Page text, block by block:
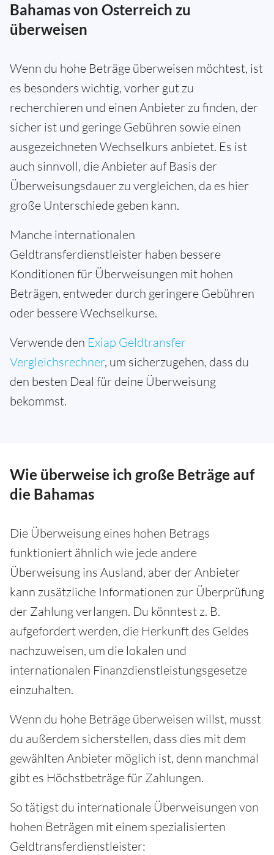
Bahamas von Osterreich zu
überweisen
Wenn du hohe Beträge überweisen möchtest, ist
es besonders wichtig, vorher gut zu
recherchieren und einen Anbieter zu finden, der
sicher ist und geringe Gebühren sowie einen
ausgezeichneten Wechselkurs anbietet. Es ist
auch sinnvoll, die Anbieter auf Basis der
Überweisungsdauer zu vergleichen, da es hier
große Unterschiede geben kann.
Manche internationalen
Geldtransferdienstleister haben bessere
Konditionen für Überweisungen mit hohen
Beträgen, entweder durch geringere Gebühren
oder bessere Wechselkurse.
Verwende den Exiap Geldtransfer
Vergleichsrechner, um sicherzugehen, dass du
den besten Deal für deine Überweisung
bekommst.
Wie überweise ich große Beträge auf
die Bahamas
Die Überweisung eines hohen Betrags
funktioniert ähnlich wie jede andere
Überweisung ins Ausland, aber der Anbieter
kann zusätzliche Informationen zur Überprüfung
der Zahlung verlangen. Du könntest z. B.
aufgefordert werden, die Herkunft des Geldes
nachzuweisen, um die lokalen und
internationalen Finanzdienstleistungsgesetze
einzuhalten.
Wenn du hohe Beträge überweisen willst, musst
du außerdem sicherstellen, dass dies mit dem
gewählten Anbieter möglich ist, denn manchmal
gibt es Höchstbeträge für Zahlungen.
So tätigst du internationale Überweisungen von
hohen Beträgen mit einem spezialisierten
Geldtransferdienstleister: